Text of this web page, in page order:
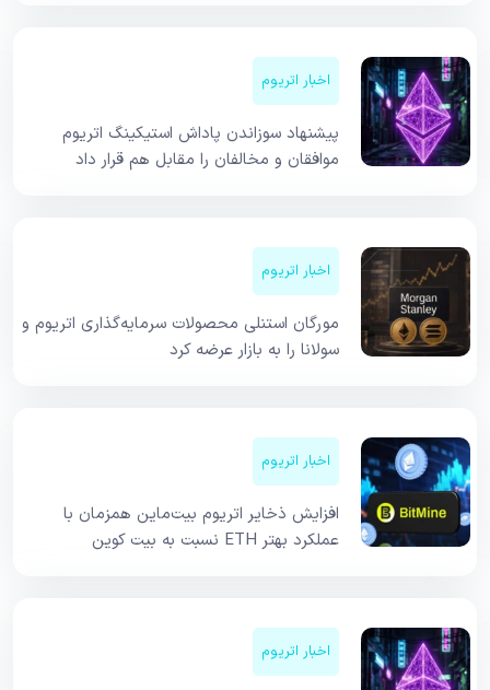
اخبار اتریوم
پیشنهاد سوزاندن پاداش استیکینگ اتریوم
موافقان و مخالفان را مقابل هم قرار داد
اخبار اتریوم
مورگان استنلی محصولات سرمایه‌گذاری اتریوم و
سولانا را به بازار عرضه کرد
اخبار اتریوم
افزایش ذخایر اتریوم بیت‌ماین همزمان با
عملکرد بهتر ETH نسبت به بیت کوین
اخبار اتریوم